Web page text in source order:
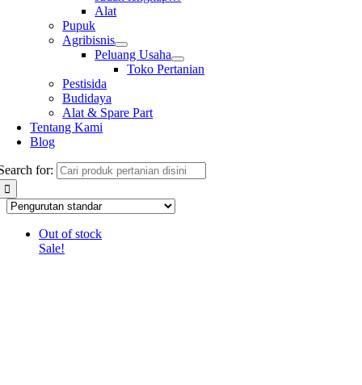
Alat
Pupuk
Agribisnis
Peluang Usaha
Toko Pertanian
Pestisida
Budidaya
Alat & Spare Part
Tentang Kami
Blog
for:
Out of stock
Sale!